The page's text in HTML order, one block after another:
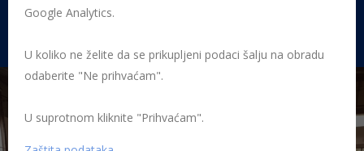
Rujevica 9/1, 51000 Rijeka
Početna Posljednje objavljene novosti
Google Analytics.
U koliko ne želite da se prikupljeni podaci šalju na obradu
odaberite "Ne prihvaćam".
U suprotnom kliknite "Prihvaćam".